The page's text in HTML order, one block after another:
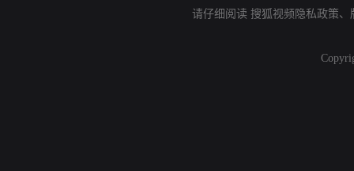
请仔细阅读 搜狐视频隐私政策、